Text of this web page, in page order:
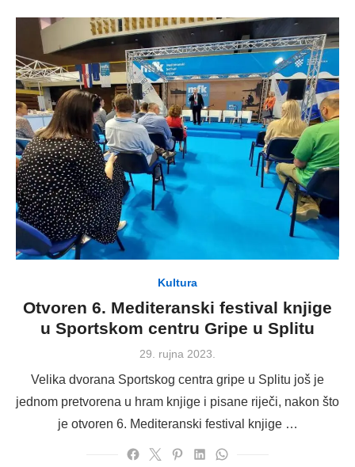
Kultura
Otvoren 6. Mediteranski festival knjige
u Sportskom centru Gripe u Splitu
Posted
29. rujna 2023.
Velika dvorana Sportskog centra gripe u Splitu još je
jednom pretvorena u hram knjige i pisane riječi, nakon što
je otvoren 6. Mediteranski festival knjige …